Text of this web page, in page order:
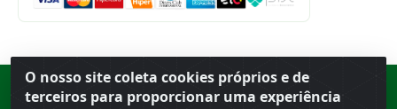
O nosso site coleta cookies próprios e de
terceiros para proporcionar uma experiência
Rod. SP-215, s/n, km 98 — Área Rural Porto Ferreira ·BR
· CEP
· CNPJ 56.679.863/0001-91